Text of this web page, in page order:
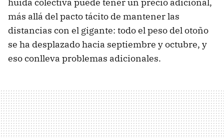
huida colectiva puede tener un precio adicional,
más allá del pacto tácito de mantener las
distancias con el gigante: todo el peso del otoño
se ha desplazado hacia septiembre y octubre, y
eso conlleva problemas adicionales.